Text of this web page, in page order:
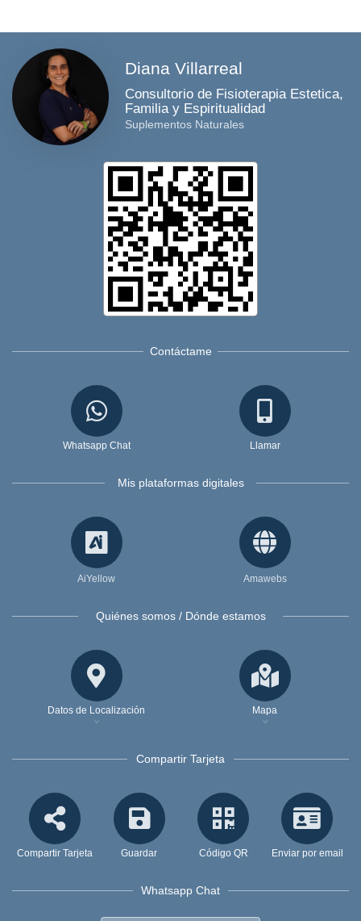
Diana Villarreal
Consultorio de Fisioterapia Estetica,
Familia y Espiritualidad
Suplementos Naturales
Contáctame
Whatsapp Chat Llamar
Mis plataformas digitales
AiYellow Amawebs
Quiénes somos / Dónde estamos
Datos de Localización Mapa
Compartir Tarjeta
Compartir Tarjeta Guardar Código QR Enviar por email
Whatsapp Chat